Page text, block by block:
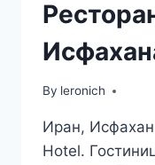
By leronich
Иран,
Hotel.